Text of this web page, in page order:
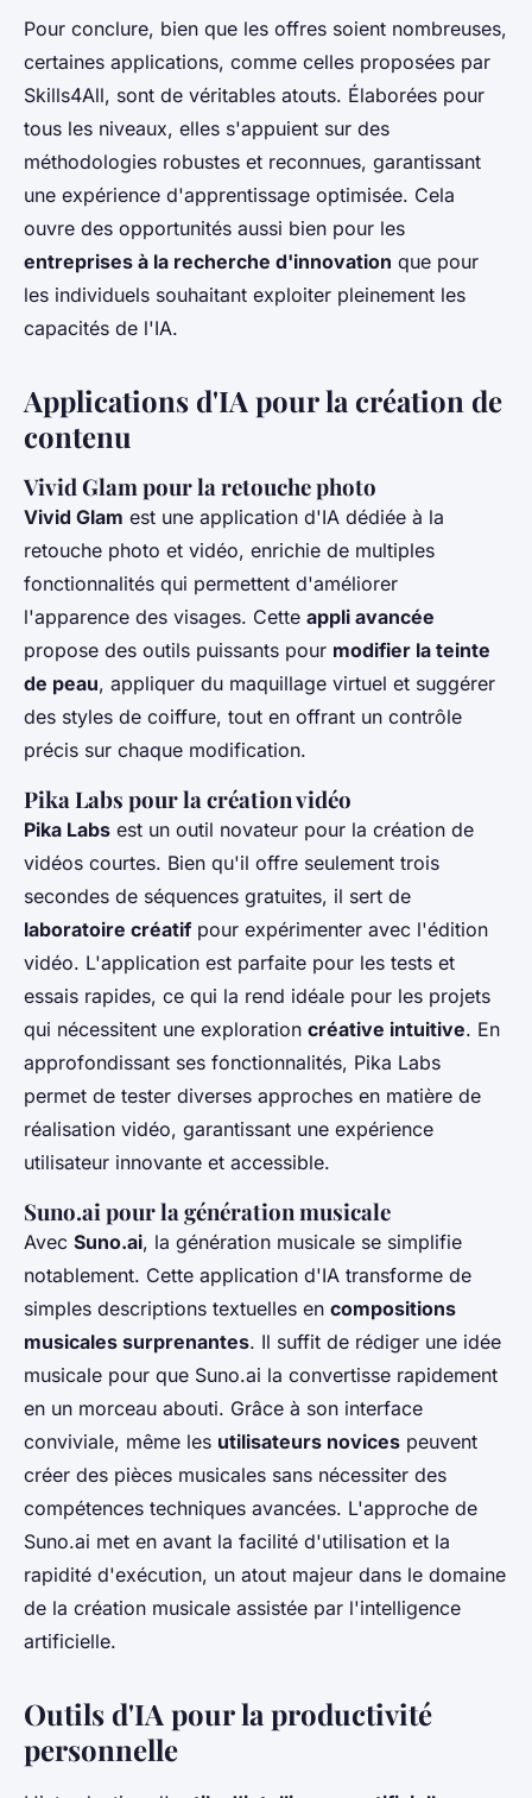
Pour conclure, bien que les offres soient nombreuses,
certaines applications, comme celles proposées par
Skills4All, sont de véritables atouts. Élaborées pour
tous les niveaux, elles s'appuient sur des
méthodologies robustes et reconnues, garantissant
une expérience d'apprentissage optimisée. Cela
ouvre des opportunités aussi bien pour les
entreprises à la recherche d'innovation que pour
les individuels souhaitant exploiter pleinement les
capacités de l'IA.
Applications d'IA pour la création de
contenu
Vivid Glam pour la retouche photo
Vivid Glam est une application d'IA dédiée à la
retouche photo et vidéo, enrichie de multiples
fonctionnalités qui permettent d'améliorer
l'apparence des visages. Cette appli avancée
propose des outils puissants pour modifier la teinte
de peau, appliquer du maquillage virtuel et suggérer
des styles de coiffure, tout en offrant un contrôle
précis sur chaque modification.
Pika Labs pour la création vidéo
Pika Labs est un outil novateur pour la création de
vidéos courtes. Bien qu'il offre seulement trois
secondes de séquences gratuites, il sert de
laboratoire créatif pour expérimenter avec l'édition
vidéo. L'application est parfaite pour les tests et
essais rapides, ce qui la rend idéale pour les projets
qui nécessitent une exploration créative intuitive. En
approfondissant ses fonctionnalités, Pika Labs
permet de tester diverses approches en matière de
réalisation vidéo, garantissant une expérience
utilisateur innovante et accessible.
Suno.ai pour la génération musicale
Avec Suno.ai, la génération musicale se simplifie
notablement. Cette application d'IA transforme de
simples descriptions textuelles en compositions
musicales surprenantes. Il suffit de rédiger une idée
musicale pour que Suno.ai la convertisse rapidement
en un morceau abouti. Grâce à son interface
conviviale, même les utilisateurs novices peuvent
créer des pièces musicales sans nécessiter des
compétences techniques avancées. L'approche de
Suno.ai met en avant la facilité d'utilisation et la
rapidité d'exécution, un atout majeur dans le domaine
de la création musicale assistée par l'intelligence
artificielle.
Outils d'IA pour la productivité
personnelle